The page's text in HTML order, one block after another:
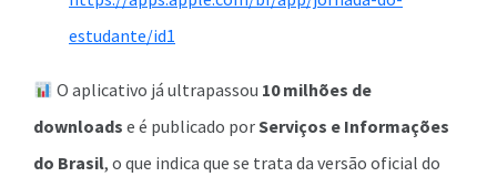
estudante/id1
O aplicativo já ultrapassou 10 milhões de
downloads e é publicado porServiços e Informações
do Brasil, o que indica que se trata da versão oficial do